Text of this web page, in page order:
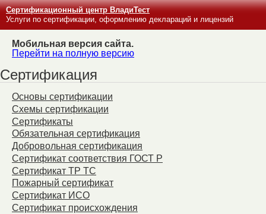
Сертификационный центр ВладиТест
Услуги по сертификации, оформлению деклараций и лицензий
Мобильная версия сайта.
Перейти на полную версию
Сертификация
Основы сертификации
Схемы сертификации
Сертификаты
Обязательная сертификация
Добровольная сертификация
Сертификат соответствия ГОСТ Р
Сертификат ТР ТС
Пожарный сертификат
Сертификат ИСО
Сертификат происхождения